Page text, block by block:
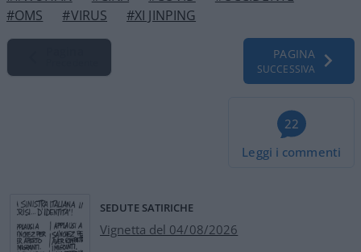
#OMS
#VIRUS #XI JINPING
PAGINA
SUCCESSIVA
22
Leggi i commenti
SEDUTE SATIRICHE
Vignetta del 04/08/2026